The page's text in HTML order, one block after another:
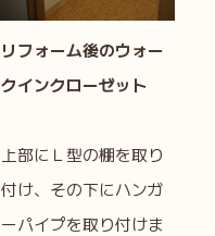
リフォーム後のウォー
クインクローゼット
上部にＬ型の棚を取り
付け、その下にハンガ
ーパイプを取り付けま